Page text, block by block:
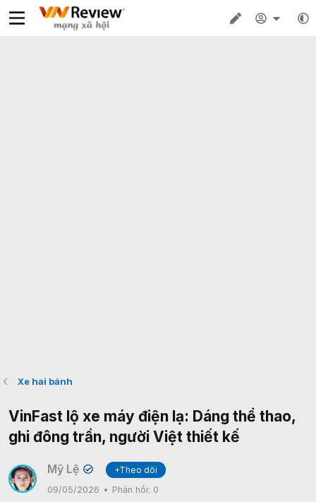
Xe hai bánh
VinFast lộ xe máy điện lạ: Dáng thể thao,
ghi đông trần, người Việt thiết kế
Mỹ Lệ ✔
+Theo dõi
09/05/2026
Phản hồi: 0